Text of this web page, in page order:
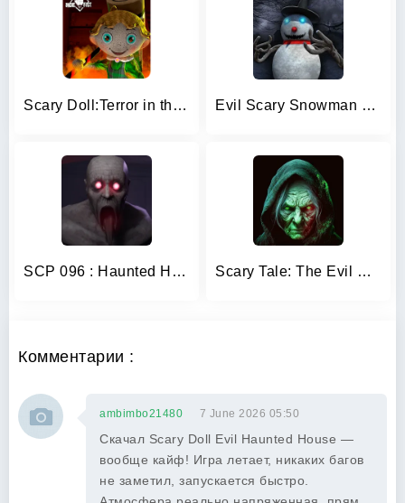
Scary Doll:Terror in the Cabin Evil Scary Snowman Games 3d
SCP 096 : Haunted House Scary Tale: The Evil Witch
Комментарии :
ambimbo21480 7 June 2026 05:50
Скачал Scary Doll Evil Haunted House —
вообще кайф! Игра летает, никаких багов
не заметил, запускается быстро.